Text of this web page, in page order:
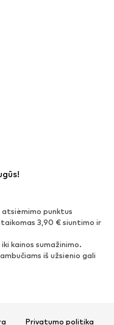
ir megzti drabužiai
batai
punktus
3,90 € siuntimo ir
kainos sumažinimo.
iš užsienio gali
Privatumo politika